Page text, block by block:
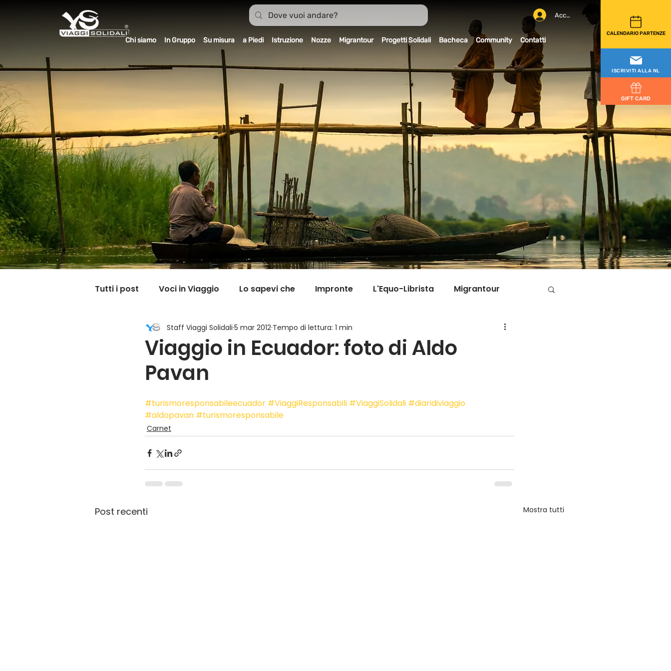
CALENDARIO PARTENZE
Accedi
ISCRIVITI ALLA NL
GIFT CARD
Chi siamo In Gruppo Su misura a Piedi Istruzione Nozze Migrantour Progetti Solidali Bacheca Community Contatti
Tutti i post Voci in Viaggio Lo sapevi che Impronte L'Equo-Librista Migrantour
Dicono di noi Carnet Good News I Viaggi della Tarta
Il mondo @ casa mia
Viaggio in Ecuador: foto di Aldo
Pavan
Staff Viaggi Solidali 5 mar 2012 Tempo di lettura: 1 min
#turismoresponsabileecuador #ViaggiResponsabili #ViaggiSolidali #diaridiviaggio
#aldopavan #turismoresponsabile
Carnet
Post recenti Mostra tutti